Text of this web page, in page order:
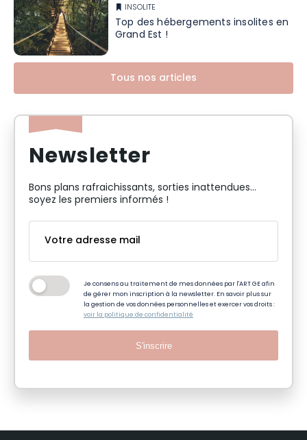
INSOLITE
Top des hébergements insolites en
Grand Est !
Tous nos articles
Newsletter
Bons plans rafraichissants, sorties inattendues…
soyez les premiers informés !
Je consens au traitement de mes données par l'ART GE afin
de gérer mon inscription à la newsletter. En savoir plus sur
la gestion de vos données personnelles et exercer vos droits :
voir la politique de confidentialité
S'inscrire